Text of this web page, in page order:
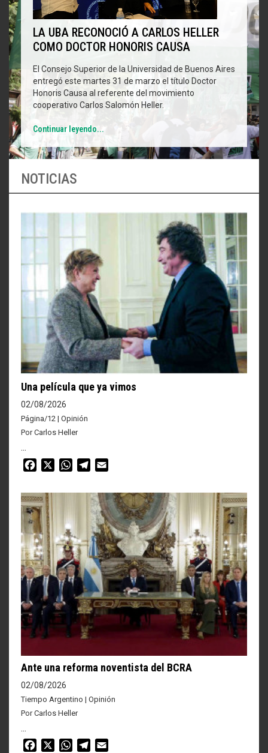
LA UBA RECONOCIÓ A CARLOS HELLER
COMO DOCTOR HONORIS CAUSA
El Consejo Superior de la Universidad de Buenos Aires
entregó este martes 31 de marzo el título Doctor
Honoris Causa al referente del movimiento
cooperativo Carlos Salomón Heller.
Continuar leyendo...
NOTICIAS
Una película que ya vimos
02/08/2026
Página/12 | Opinión
Por Carlos Heller
...
Facebook WhatsAppTelegram
Ante una reforma noventista del BCRA
02/08/2026
Tiempo Argentino | Opinión
Por Carlos Heller
...
Facebook WhatsAppTelegram